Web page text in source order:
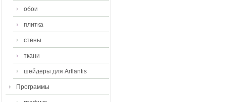
обои
плитка
стены
ткани
шейдеры для Artlantis
Программы